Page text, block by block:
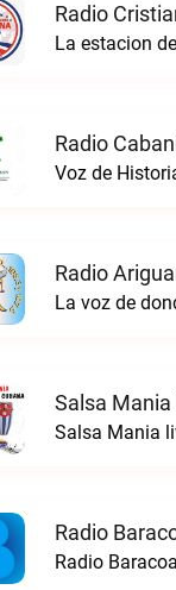
Radio
La estacion
Radio
Voz de
Radio
La voz de
Salsa Mania
Salsa Mania
Radio
Radio